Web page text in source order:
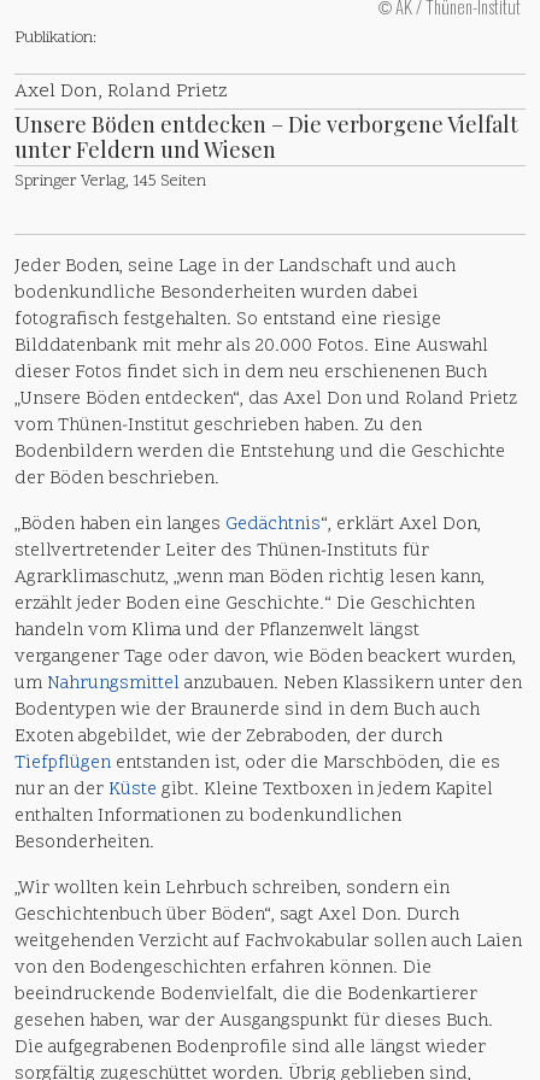
©AK / Thünen-Institut
Publikation:
Axel Don, Roland Prietz
Unsere Böden entdecken – Die verborgene Vielfalt
unter Feldern und Wiesen
Springer Verlag, 145 Seiten
Jeder Boden, seine Lage in der Landschaft und auch
bodenkundliche Besonderheiten wurden dabei
fotografisch festgehalten. So entstand eine riesige
Bilddatenbank mit mehr als 20.000 Fotos. Eine Auswahl
dieser Fotos findet sich in dem neu erschienenen Buch
„Unsere Böden entdecken“, das Axel Don und Roland Prietz
vom Thünen-Institut geschrieben haben. Zu den
Bodenbildern werden die Entstehung und die Geschichte
der Böden beschrieben.
„Böden haben ein langes Gedächtnis“, erklärt Axel Don,
stellvertretender Leiter des Thünen-Instituts für
Agrarklimaschutz, „wenn man Böden richtig lesen kann,
erzählt jeder Boden eine Geschichte.“ Die Geschichten
handeln vom Klima und der Pflanzenwelt längst
vergangener Tage oder davon, wie Böden beackert wurden,
um Nahrungsmittelanzubauen. Neben Klassikern unter den
Bodentypen wie der Braunerde sind in dem Buch auch
Exoten abgebildet, wie der Zebraboden, der durch
Tiefpflügen entstanden ist, oder die Marschböden, die es
nur an der Küste gibt. Kleine Textboxen in jedem Kapitel
enthalten Informationen zu bodenkundlichen
Besonderheiten.
„Wir wollten kein Lehrbuch schreiben, sondern ein
Geschichtenbuch über Böden“, sagt Axel Don. Durch
weitgehenden Verzicht auf Fachvokabular sollen auch Laien
von den Bodengeschichten erfahren können. Die
beeindruckende Bodenvielfalt, die die Bodenkartierer
gesehen haben, war der Ausgangspunkt für dieses Buch.
Die aufgegrabenen Bodenprofile sind alle längst wieder